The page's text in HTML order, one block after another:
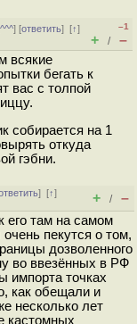
^^^] [ответить][↑]
–1
+ / –
всякие
бегать к
вас с толпой
собирается на 1
откуда
гэбни.
][↑]
+ / –
его там на самом
пекутся о том,
дозволенного
во ввезённых в РФ
импорта точках
как обещали и
несколько лет
кастомных